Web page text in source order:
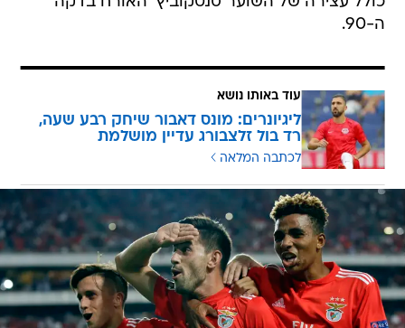
ה-90.
עוד באותו נושא
ליגיונרים: מונס דאבור שיחק רבע שעה,
רד בול זלצבורג עדיין מושלמת
לכתבה המלאה